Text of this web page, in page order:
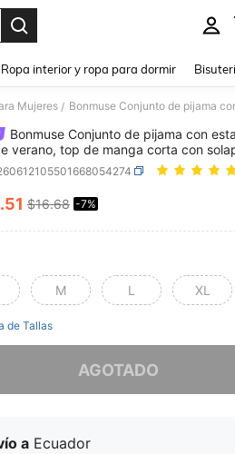
Ropa interior y ropa para dormir
Mujeres /
Bonmuse Conjunto de pijama con
verano, top de manga corta con
elegante y suave, y shorts, conjunto
de estar por casa de 2 piezas para
AND
.51 $16.68 -7%
M L XL
de Tallas
AGOTADO
a Ecuador